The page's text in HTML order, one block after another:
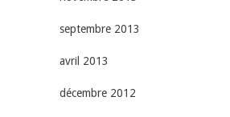
septembre 2013
avril 2013
décembre 2012